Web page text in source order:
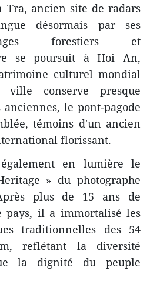
Tra, ancien site de radars
désormais par ses
forestiers et
se poursuit à Hoi An,
culturel mondial
ville conserve presque
anciennes, le pont-pagode
témoins d'un ancien
florissant.
en lumière le
» du photographe
plus de 15 ans de
pays, il a immortalisé les
traditionnelles des 54
reflétant la diversité
la dignité du peuple